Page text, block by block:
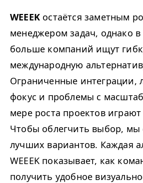
WEEEK остаётся заметным
менеджером задач, однако в
больше компаний ищут
международную
Ограниченные интеграции,
фокус и проблемы с
мере роста проектов
Чтобы облегчить выбор, мы
лучших вариантов. Каждая
WEEEK показывает, как
получить удобное